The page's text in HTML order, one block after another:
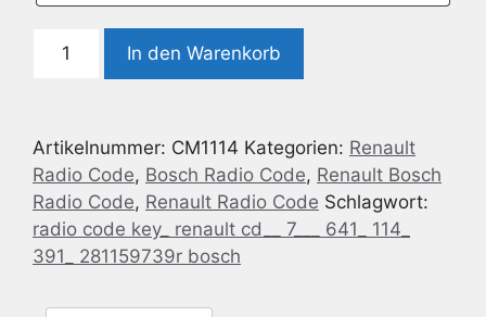
Code
Renault
CD
-
7
641
391
In den Warenkorb
Artikelnummer: CM1114 Kategorien: Renault
Radio Code, Bosch Radio Code, Renault Bosch
Radio Code, Renault Radio Code Schlagwort:
radio code key_ renault cd__ 7___ 641_ 114_
391_ 281159739r bosch